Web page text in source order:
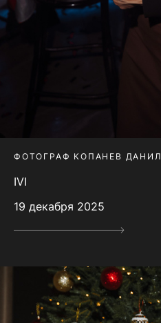
ФОТОГРАФ КОПАНЕВ ДАНИЛ
IVI
19 декабря 2025